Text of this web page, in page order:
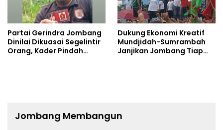
Partai Gerindra Jombang
Dinilai Dikuasai Segelintir
Orang, Kader Pindah
Dukung Ekonomi Kreatif
Mundjidah-Sumrambah
Janjikan Jombang Tiap
Jombang Membangun